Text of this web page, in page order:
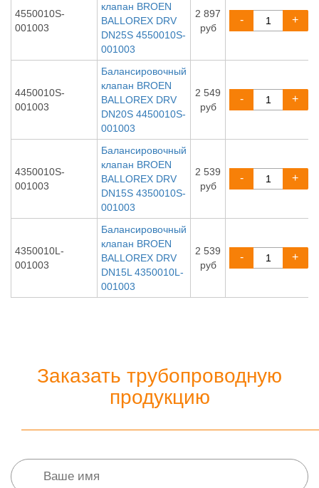
4550010S-
001003
клапан BROEN
BALLOREX DRV
DN25S 4550010S-
001003
2 897
руб
- +
4450010S-
001003
Балансировочный
клапан BROEN
BALLOREX DRV
DN20S 4450010S-
001003
2 549
руб
- +
4350010S-
001003
Балансировочный
клапан BROEN
BALLOREX DRV
DN15S 4350010S-
001003
2 539
руб
- +
4350010L-
001003
Балансировочный
клапан BROEN
BALLOREX DRV
DN15L 4350010L-
001003
2 539
руб
- +
Заказать трубопроводную
продукцию